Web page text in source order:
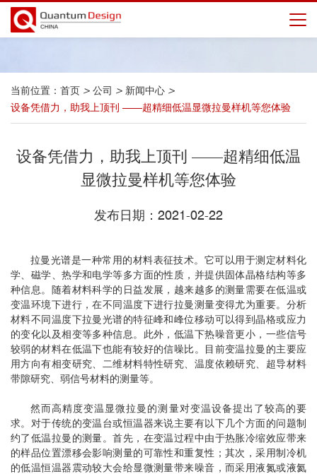
当前位置： 首页 > 公司 > 新闻中心 >
设备凭借力，助我上顶刊 ——超精细低温显微拉曼样机等您体验
设备凭借力，助我上顶刊 ——超精细低温
显微拉曼样机等您体验
发布日期：2021-02-22
拉曼光谱是一种常用的材料表征技术。它可以用于测定材料化
学、磁学、热学和电学等多方面的性质，并提供固体晶格结构等多
种信息。随着材料科学的日益发展，越来越多的测量需要在低温或
变温环境下进行，在不同温度下进行拉曼测量变得尤为重要。分析
材料不同温度下拉曼光谱的特征峰和峰位移动可以得到晶格或应力
的变化以及相变等多种信息。此外，低温下热噪音更小，一些信号
较弱的材料在低温下也能有较好的信噪比。目前变温拉曼的主要应
用方向有相变研究、二维材料特性研究、温度依赖研究、超导材料
带隙研究、弱信号材料的测量等。
然而高精度变温显微拉曼的测量对变温设备提出了较高的要
求。对于传统的变温台或恒温器来说主要有以下几个方面的问题制
约了低温拉曼的测量。首先，在变温过程中由于热胀冷缩效应带来
的样品位置漂移会影响测量的可靠性和重复性；其次，采用制冷机
的低温恒温器震动较大会给显微测量带来噪音，而采用液氮或液氦